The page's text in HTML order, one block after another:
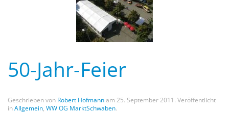
50-Jahr-Feier
Geschrieben von Robert Hofmannam 25. September 2011 . Veröffentlicht
inAllgemein, WW OG MarktSchwaben.